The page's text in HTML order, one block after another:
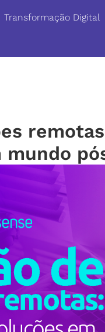
Transformação Digital
mundo